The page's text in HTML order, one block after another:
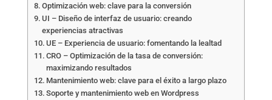
Optimización web: clave para la conversión
UI – Diseño de interfaz de usuario: creando
experiencias atractivas
UE – Experiencia de usuario: fomentando la lealtad
CRO – Optimización de la tasa de conversión:
maximizando resultados
Mantenimiento web: clave para el éxito a largo plazo
Soporte y mantenimiento web en Wordpress